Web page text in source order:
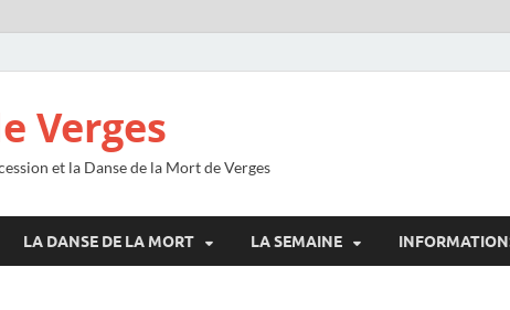
Verges
et la Danse de la Mort de Verges
LA DANSE DE LA MORT LA SEMAINE